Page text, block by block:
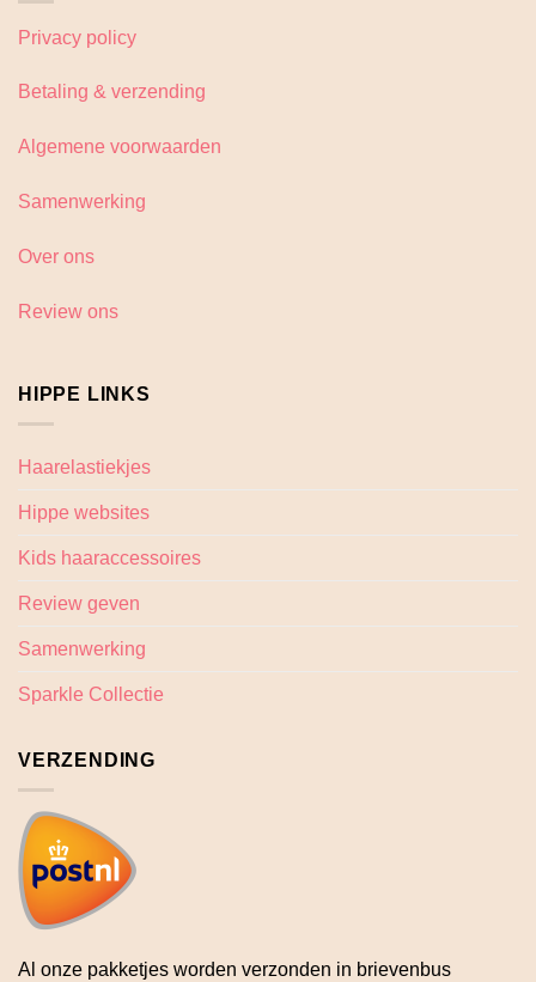
Privacy policy
Betaling & verzending
Algemene voorwaarden
Samenwerking
Over ons
Review ons
HIPPE LINKS
Haarelastiekjes
Hippe websites
Kids haaraccessoires
Review geven
Samenwerking
Sparkle Collectie
VERZENDING
Al onze pakketjes worden verzonden in brievenbus